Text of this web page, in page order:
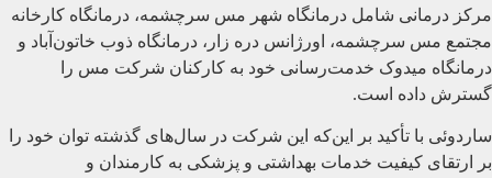
مرکز درمانی شامل درمانگاه شهر مس سرچشمه، درمانگاه کارخانه
مجتمع مس سرچشمه، اورژانس دره زار، درمانگاه ذوب خاتون‌آباد و
درمانگاه میدوک خدمت‌رسانی خود به کارکنان شرکت مس را
گسترش داده است.
ساردوئی با تأکید بر این‌که این شرکت در سال‌‌های گذشته توان خود را
بر ارتقای کیفیت خدمات بهداشتی و پزشکی به کارمندان و